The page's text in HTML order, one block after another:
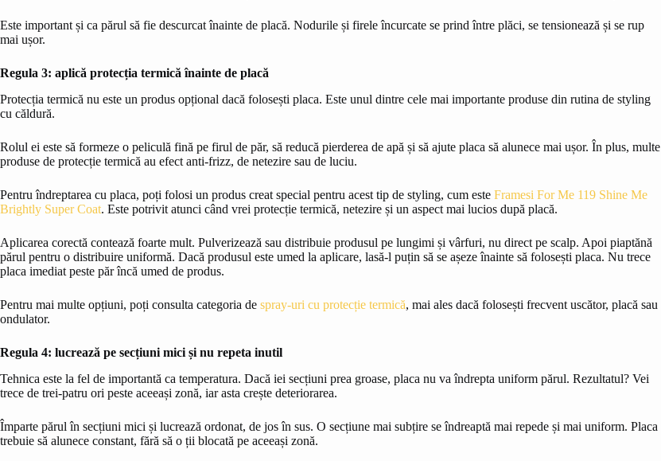
Este important și ca părul să fie descurcat înainte de placă. Nodurile și firele încurcate se prind între plăci, se tensionează și se rup
mai ușor.
Regula 3: aplică protecția termică înainte de placă
Protecția termică nu este un produs opțional dacă folosești placa. Este unul dintre cele mai importante produse din rutina de styling
cu căldură.
Rolul ei este să formeze o peliculă fină pe firul de păr, să reducă pierderea de apă și să ajute placa să alunece mai ușor. În plus, multe
produse de protecție termică au efect anti-frizz, de netezire sau de luciu.
Pentru îndreptarea cu placa, poți folosi un produs creat special pentru acest tip de styling, cum este Framesi For Me 119 Shine Me
Brightly Super Coat. Este potrivit atunci când vrei protecție termică, netezire și un aspect mai lucios după placă.
Aplicarea corectă contează foarte mult. Pulverizează sau distribuie produsul pe lungimi și vârfuri, nu direct pe scalp. Apoi piaptănă
părul pentru o distribuire uniformă. Dacă produsul este umed la aplicare, lasă-l puțin să se așeze înainte să folosești placa. Nu trece
placa imediat peste păr încă umed de produs.
Pentru mai multe opțiuni, poți consulta categoria de spray-uri cu protecție termică, mai ales dacă folosești frecvent uscător, placă sau
ondulator.
Regula 4: lucrează pe secțiuni mici și nu repeta inutil
Tehnica este la fel de importantă ca temperatura. Dacă iei secțiuni prea groase, placa nu va îndrepta uniform părul. Rezultatul? Vei
trece de trei-patru ori peste aceeași zonă, iar asta crește deteriorarea.
Împarte părul în secțiuni mici și lucrează ordonat, de jos în sus. O secțiune mai subțire se îndreaptă mai repede și mai uniform. Placa
trebuie să alunece constant, fără să o ții blocată pe aceeași zonă.